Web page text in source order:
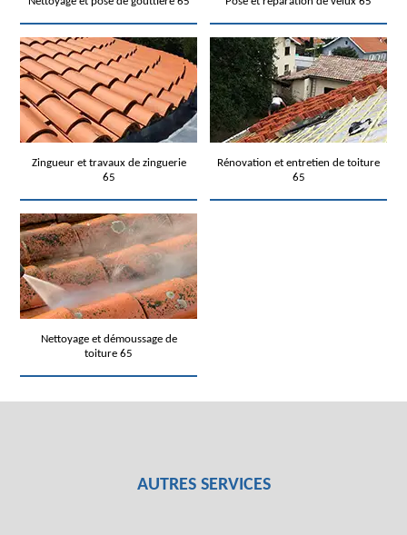
Zingueur et travaux de zinguerie
65
Rénovation et entretien de toiture
65
Nettoyage et démoussage de
toiture 65
AUTRES SERVICES